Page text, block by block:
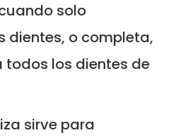
solo
dientes, o completa,
los dientes de
sirve para